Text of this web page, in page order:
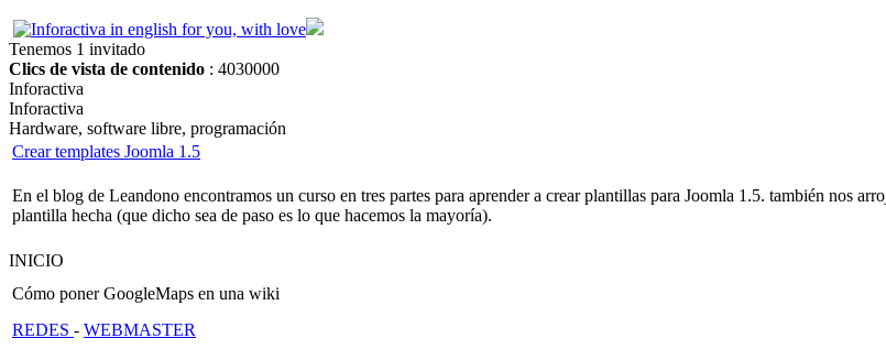
Tenemos 1 invitado
Clics de vista de contenido : 4030000
Inforactiva
Inforactiva
Hardware, software libre, programación
Crear templates Joomla 1.5
En el blog de Leandono encontramos un curso en tres partes para aprender a crear plantillas para Joomla 1.5. también nos
plantilla hecha (que dicho sea de paso es lo que hacemos la mayoría).
INICIO
Cómo poner GoogleMaps en una wiki
REDES - WEBMASTER